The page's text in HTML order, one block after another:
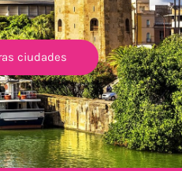
ciudades